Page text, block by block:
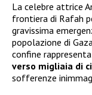
La celebre attrice
frontiera di Rafah
gravissima
popolazione di
confine rappresenta
verso migliaia di
sofferenze